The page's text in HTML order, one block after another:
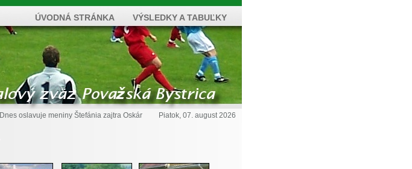
ÚVODNÁ STRÁNKA VÝSLEDKY A TABUĽKY
Dnes oslavuje meniny Štefánia zajtra Oskár Piatok, 07. august 2026